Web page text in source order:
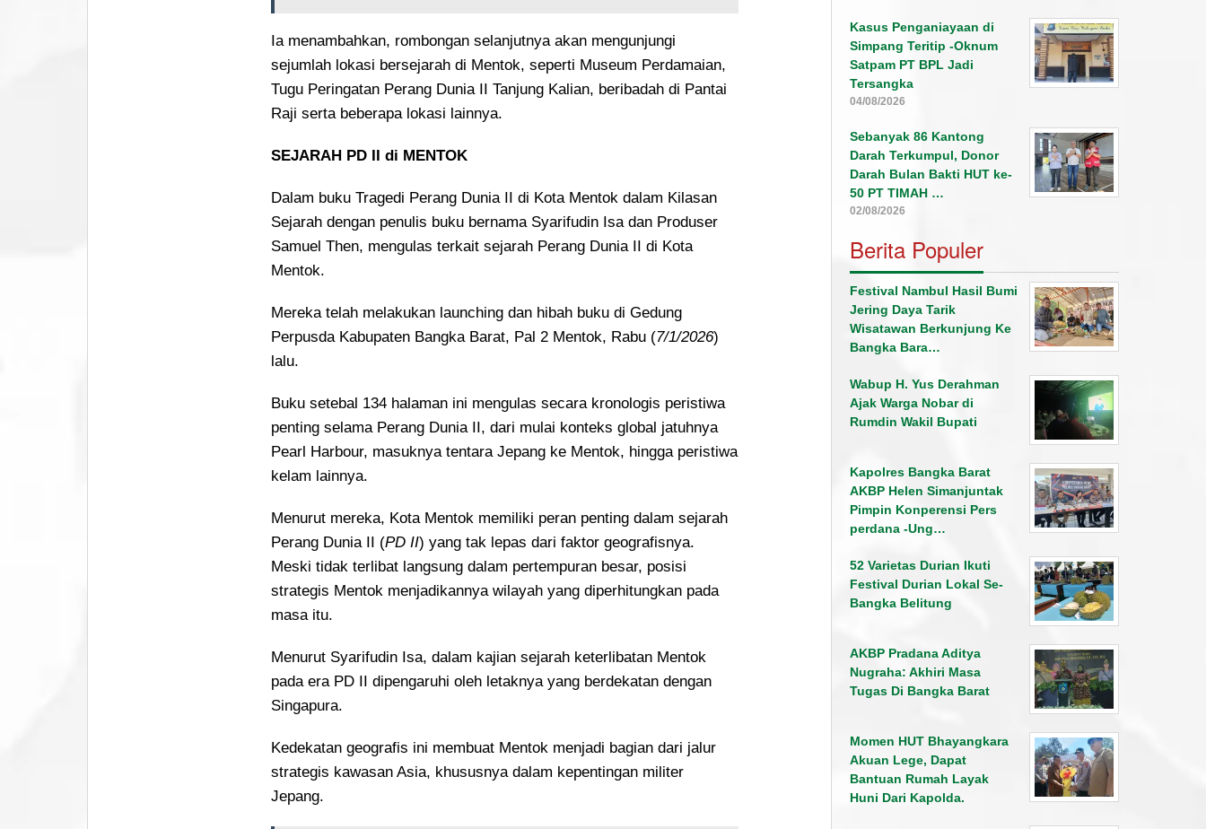
Ia menambahkan, rombongan selanjutnya akan mengunjungi
sejumlah lokasi bersejarah di Mentok, seperti Museum Perdamaian,
Tugu Peringatan Perang Dunia II Tanjung Kalian, beribadah di Pantai
Raji serta beberapa lokasi lainnya.
SEJARAH PD II di MENTOK
Dalam buku Tragedi Perang Dunia II di Kota Mentok dalam Kilasan
Sejarah dengan penulis buku bernama Syarifudin Isa dan Produser
Samuel Then, mengulas terkait sejarah Perang Dunia II di Kota
Mentok.
Mereka telah melakukan launching dan hibah buku di Gedung
Perpusda Kabupaten Bangka Barat, Pal 2 Mentok, Rabu (7/1/2026)
lalu.
Buku setebal 134 halaman ini mengulas secara kronologis peristiwa
penting selama Perang Dunia II, dari mulai konteks global jatuhnya
Pearl Harbour, masuknya tentara Jepang ke Mentok, hingga peristiwa
kelam lainnya.
Menurut mereka, Kota Mentok memiliki peran penting dalam sejarah
Perang Dunia II (PD II) yang tak lepas dari faktor geografisnya.
Meski tidak terlibat langsung dalam pertempuran besar, posisi
strategis Mentok menjadikannya wilayah yang diperhitungkan pada
masa itu.
Menurut Syarifudin Isa, dalam kajian sejarah keterlibatan Mentok
pada era PD II dipengaruhi oleh letaknya yang berdekatan dengan
Singapura.
Kedekatan geografis ini membuat Mentok menjadi bagian dari jalur
strategis kawasan Asia, khususnya dalam kepentingan militer
Jepang.
Kasus Penganiayaan di
Simpang Teritip -Oknum
Satpam PT BPL Jadi
Tersangka
04/08/2026
Sebanyak 86 Kantong
Darah Terkumpul, Donor
Darah Bulan Bakti HUT ke-
50 PT TIMAH …
02/08/2026
Berita Populer
Festival Nambul Hasil Bumi
Jering Daya Tarik
Wisatawan Berkunjung Ke
Bangka Bara…
Wabup H. Yus Derahman
Ajak Warga Nobar di
Rumdin Wakil Bupati
Kapolres Bangka Barat
AKBP Helen Simanjuntak
Pimpin Konperensi Pers
perdana -Ung…
52 Varietas Durian Ikuti
Festival Durian Lokal Se-
Bangka Belitung
AKBP Pradana Aditya
Nugraha: Akhiri Masa
Tugas Di Bangka Barat
Momen HUT Bhayangkara
Akuan Lege, Dapat
Bantuan Rumah Layak
Huni Dari Kapolda.